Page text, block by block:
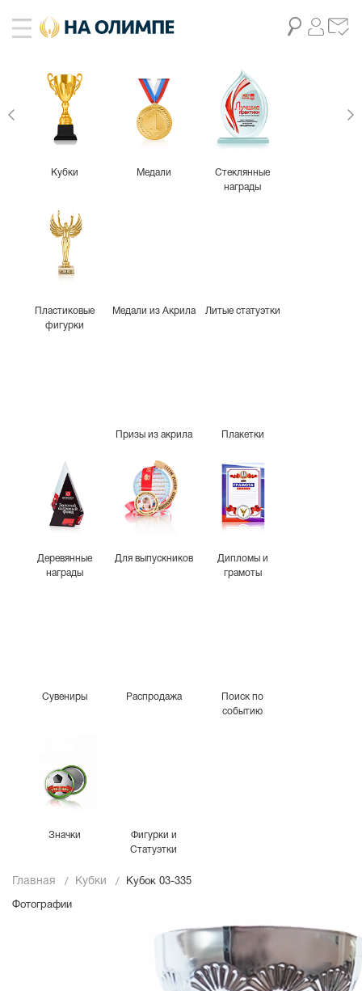
Кубки Медали
Стеклянные
награды
Пластиковые
фигурки
Медали из Акрила Литые статуэтки
Призы из акрила Плакетки
Деревянные
награды
Для выпускников
Дипломы и
грамоты
Сувениры Распродажа
Поиск по
событию
Значки
Фигурки и
Статуэтки
Главная Кубки Кубок 03-335
Фотографии